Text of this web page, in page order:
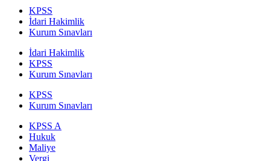
KPSS
İdari Hakimlik
Kurum Sınavları
İdari Hakimlik
KPSS
Kurum Sınavları
KPSS
Kurum Sınavları
KPSS A
Hukuk
Maliye
Vergi